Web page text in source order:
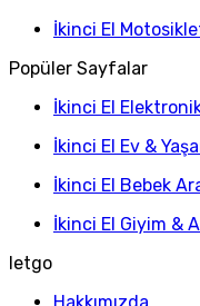
İkinci El
Popüler Sayfalar
İkinci El
İkinci El Ev &
İkinci El Bebek
İkinci El Giyim &
letgo